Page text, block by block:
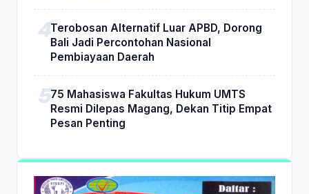
Terobosan Alternatif Luar APBD, Dorong
Bali Jadi Percontohan Nasional
Pembiayaan Daerah
75 Mahasiswa Fakultas Hukum UMTS
Resmi Dilepas Magang, Dekan Titip Empat
Pesan Penting